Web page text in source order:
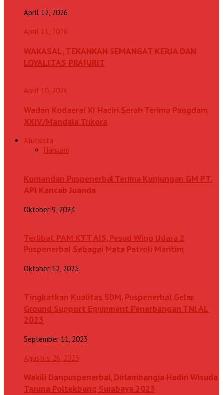
April 12, 2026
April 11, 2026
WAKASAL, TEKANKAN SEMANGAT KERJA DAN
LOYALITAS PRAJURIT
April 10, 2026
Wadan Kodaeral XI Hadiri Serah Terima Pangdam
XXIV/Mandala Trikora
Alutsista
Hankam
Komandan Puspenerbal Terima Kunjungan GM PT.
APl Kancab Juanda
Oktober 9, 2024
Terlibat PAM KTT AIS, Pesud Wing Udara 2
Puspenerbal Sebagai Mata Patroli Maritim
Oktober 12, 2023
Tingkatkan Kualitas SDM, Puspenerbal Gelar
Ground Support Equipment Penerbangan TNl AL
2023
September 11, 2023
Agustus 26, 2023
Wakili Danpuspenerbal, Dirlambangja Hadiri Wisuda
Taruna Poltekbang Surabaya 2023